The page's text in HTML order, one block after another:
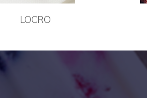
LOCRO